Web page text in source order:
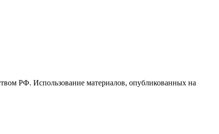
РФ. Использование материалов, опубликованных на